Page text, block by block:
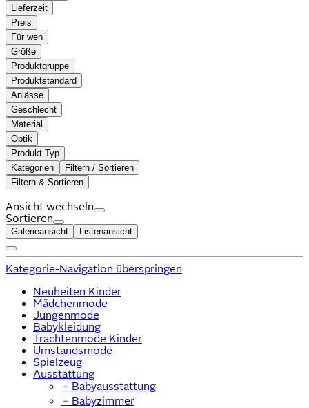
Lieferzeit
Preis
Für wen
Größe
Produktgruppe
Produktstandard
Anlässe
Geschlecht
Material
Optik
Produkt-Typ
Kategorien
Filtern / Sortieren
Filtern & Sortieren
Ansicht wechseln
Sortieren
Galerieansicht Listenansicht
Kategorie-Navigation überspringen
Neuheiten Kinder
Mädchenmode
Jungenmode
Babykleidung
Trachtenmode Kinder
Umstandsmode
Spielzeug
Ausstattung
﹢ Babyausstattung
﹢ Babyzimmer